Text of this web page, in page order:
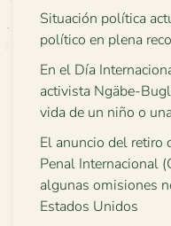
Situación política
político en plena
En el Día
activista Ngäbe-
vida de un niño o
El anuncio del retiro
Penal Internacional
algunas omisiones
Estados Unidos